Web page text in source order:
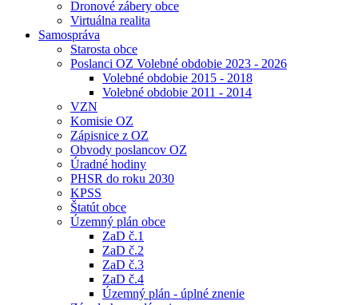
Dronové zábery obce
Virtuálna realita
Samospráva
Starosta obce
Poslanci OZ Volebné obdobie 2023 - 2026
Volebné obdobie 2015 - 2018
Volebné obdobie 2011 - 2014
VZN
Komisie OZ
Zápisnice z OZ
Obvody poslancov OZ
Úradné hodiny
PHSR do roku 2030
KPSS
Štatút obce
Územný plán obce
ZaD č.1
ZaD č.2
ZaD č.3
ZaD č.4
Územný plán - úplné znenie